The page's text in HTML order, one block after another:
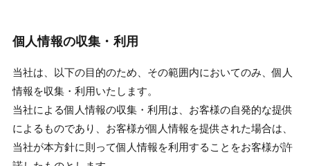
個人情報の収集・利用
当社は、以下の目的のため、その範囲内においてのみ、個人
情報を収集・利用いたします。
当社による個人情報の収集・利用は、お客様の自発的な提供
によるものであり、お客様が個人情報を提供された場合は、
当社が本方針に則って個人情報を利用することをお客様が許